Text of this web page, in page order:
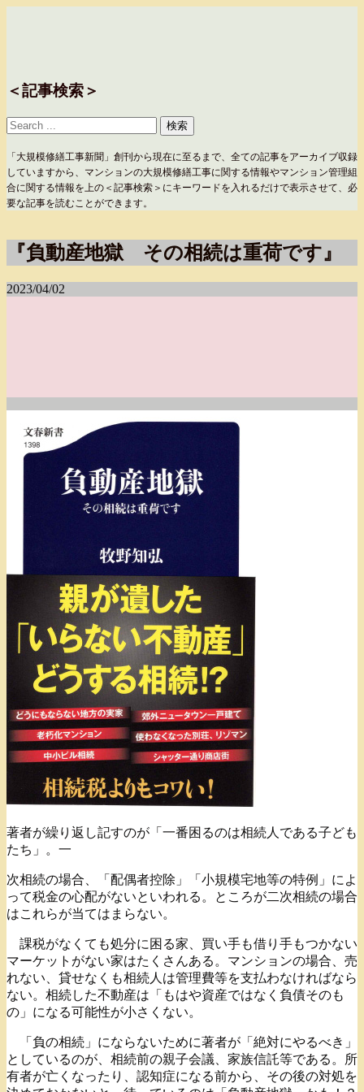
＜記事検索＞
「大規模修繕工事新聞」創刊から現在に至るまで、全ての記事をアーカイブ収録
していますから、マンションの大規模修繕工事に関する情報やマンション管理組
合に関する情報を上の＜記事検索＞にキーワードを入れるだけで表示させて、必
要な記事を読むことができます。
『負動産地獄 その相続は重荷です』
2023/04/02
著者が繰り返し記すのが「一番困るのは相続人である子ども
たち」。一
次相続の場合、「配偶者控除」「小規模宅地等の特例」によ
って税金の心配がないといわれる。ところが二次相続の場合
はこれらが当てはまらない。
課税がなくても処分に困る家、買い手も借り手もつかない
マーケットがない家はたくさんある。マンションの場合、売
れない、貸せなくも相続人は管理費等を支払わなければなら
ない。相続した不動産は「もはや資産ではなく負債そのも
の」になる可能性が小さくない。
「負の相続」にならないために著者が「絶対にやるべき」
としているのが、相続前の親子会議、家族信託等である。所
有者が亡くなったり、認知症になる前から、その後の対処を